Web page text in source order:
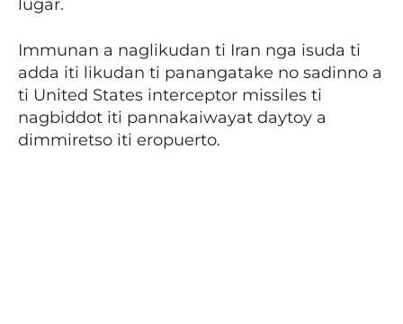
lugar.
Immunan a naglikudan ti Iran nga isuda ti
adda iti likudan ti panangatake no sadinno a
ti United States interceptor missiles ti
nagbiddot iti pannakaiwayat daytoy a
dimmiretso iti eropuerto.